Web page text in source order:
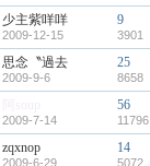
少主紫咩咩
2009-12-15
9
3901
思念〝過去
2009-9-6
25
8658
2009-7-14
56
11796
zqxnop
2009-6-29
14
5072